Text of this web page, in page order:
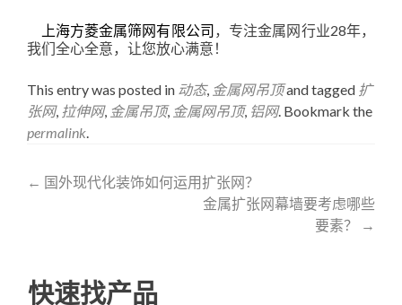
上海方菱金属筛网有限公司，专注金属网行业28年，
我们全心全意，让您放心满意！
This entry was posted in 动态, 金属网吊顶and tagged 扩
张网, 拉伸网, 金属吊顶, 金属网吊顶, 铝网. Bookmark the
permalink
Post
← 国外现代化装饰如何运用扩张网？
金属扩张网幕墙要考虑哪些
要素？
→
快速找产品